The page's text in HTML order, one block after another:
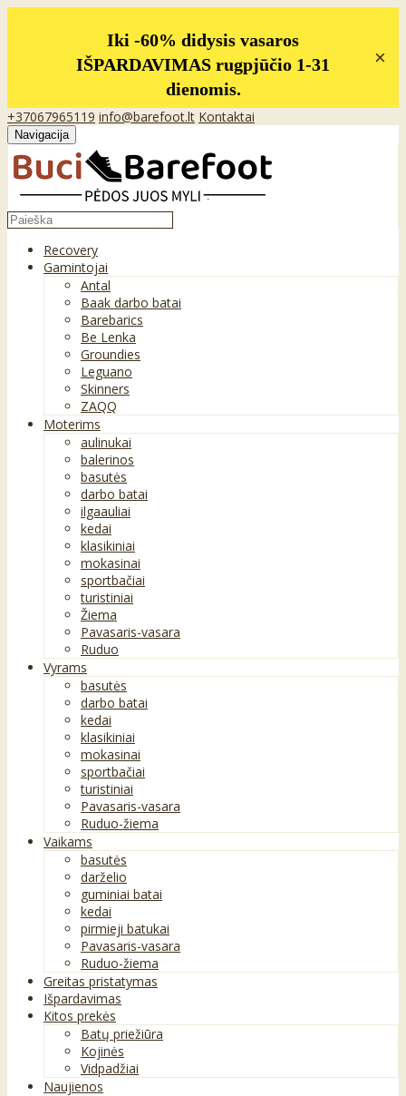
Iki -60% didysis vasaros
IŠPARDAVIMAS rugpjūčio 1-31
dienomis.
×
+37067965119 info@barefoot.lt Kontaktai
Navigacija
Recovery
Gamintojai
Antal
Baak darbo batai
Barebarics
Be Lenka
Groundies
Leguano
Skinners
ZAQQ
Moterims
aulinukai
balerinos
basutės
darbo batai
ilgaauliai
kedai
klasikiniai
mokasinai
sportbačiai
turistiniai
Žiema
Pavasaris-vasara
Ruduo
Vyrams
basutės
darbo batai
kedai
klasikiniai
mokasinai
sportbačiai
turistiniai
Pavasaris-vasara
Ruduo-žiema
Vaikams
basutės
darželio
guminiai batai
kedai
pirmieji batukai
Pavasaris-vasara
Ruduo-žiema
Greitas pristatymas
Išpardavimas
Kitos prekės
Batų priežiūra
Kojinės
Vidpadžiai
Naujienos